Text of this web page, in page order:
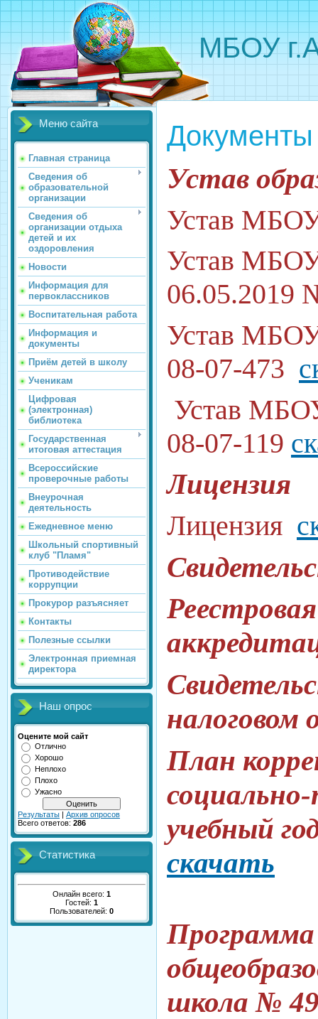
МБОУ
Меню сайта
Главная страница
Сведения об
образовательной
организации
Сведения об
организации отдыха
детей и их
оздоровления
Новости
Информация для
первоклассников
Воспитательная работа
Информация и
документы
Приём детей в школу
Ученикам
Цифровая
(электронная)
библиотека
Государственная
итоговая аттестация
Всероссийские
проверочные работы
Внеурочная
деятельность
Ежедневное меню
Школьный спортивный
клуб "Пламя"
Противодействие
коррупции
Прокурор разъясняет
Контакты
Полезные ссылки
Электронная приемная
директора
Наш опрос
Оцените мой сайт
Отлично
Хорошо
Неплохо
Плохо
Ужасно
Результаты | Архив опросов
Всего ответов: 286
Статистика
Онлайн всего: 1
Гостей: 1
Пользователей: 0
Документы
Устав
Устав
Устав
06.05.2019
Устав
08-07-473
Устав
08-07-119
Лицензия
Лицензия
налоговом
План
учебный
скачать
школа №